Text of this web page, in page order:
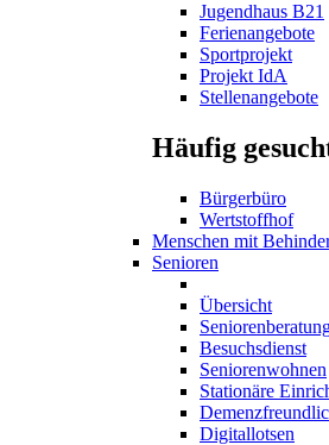
Jugendhaus B21
Ferienangebote
Sportprojekt
Projekt IdA
Stellenangebote
Häufig
Bürgerbüro
Wertstoffhof
Menschen mit
Senioren
Übersicht
Besuchsdienst
Seniorenwohnen
Stationäre
Digitallotsen